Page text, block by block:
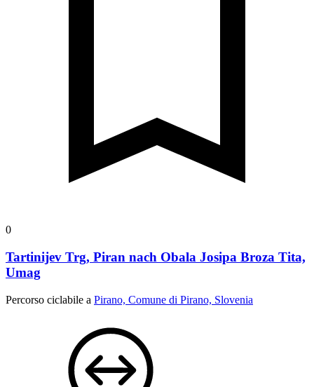
0
Tartinijev Trg, Piran nach Obala Josipa Broza Tita,
Umag
Percorso ciclabile a Pirano, Comune di Pirano, Slovenia